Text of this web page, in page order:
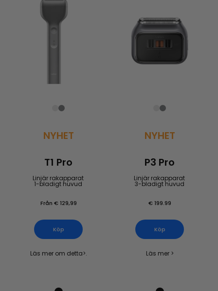
NYHET
T1 Pro
Linjär rakapparat
1-bladigt huvud
Från € 129,99
Köp
Läs mer om detta>.
NYHET
P3 Pro
Linjär rakapparat
3-bladigt huvud
€ 199.99
Köp
Läs mer >